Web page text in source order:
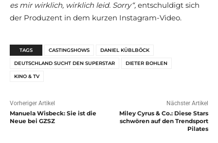
es mir wirklich, wirklich leid. Sorry“, entschuldigt sich
der Produzent in dem kurzen Instagram-Video.
TAGS CASTINGSHOWS DANIEL KÜBLBÖCK
DEUTSCHLAND SUCHT DEN SUPERSTAR DIETER BOHLEN
KINO & TV
Vorheriger Artikel
Manuela Wisbeck: Sie ist die
Neue bei GZSZ
Nächster Artikel
Miley Cyrus & Co.: Diese Stars
schwören auf den Trendsport
Pilates